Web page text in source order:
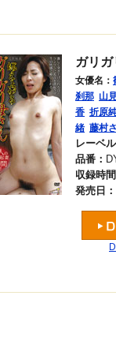
ガリ
女優名：
刹那 山
香 折原
緒 藤村
レーベ
品番：
収録時
発売日：